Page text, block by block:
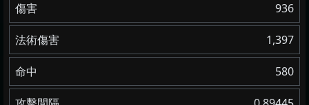
傷害 936
法術傷害 1,397
命中 580